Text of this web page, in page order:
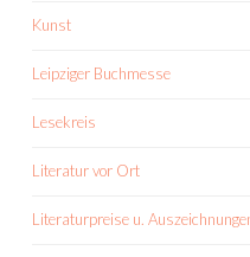
Kunst
Leipziger Buchmesse
Lesekreis
Literatur vor Ort
Literaturpreise u.